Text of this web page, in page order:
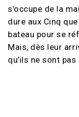
s’occupe de la
dure aux Cinq
bateau pour se
Mais, dès leur
qu’ils ne sont